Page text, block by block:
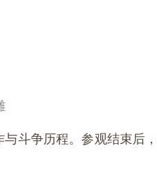
斗争历程。参观结束后